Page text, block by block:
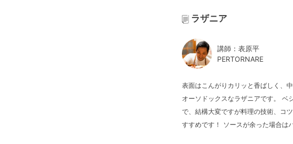
ラザニア
講師：表原平
PERTORNARE
表面はこんがりカリッと香ばしく、
オーソドックスなラザニアです。 ベ
で、結構大変ですが料理の技術、コ
すすめです！ ソースが余った場合は